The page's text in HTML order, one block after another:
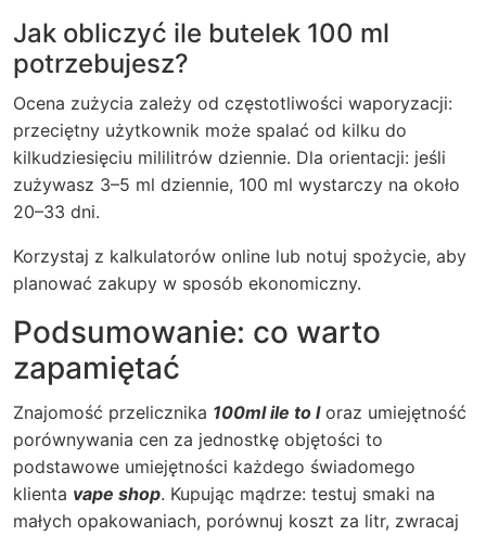
Jak obliczyć ile butelek 100 ml
potrzebujesz?
Ocena zużycia zależy od częstotliwości waporyzacji:
przeciętny użytkownik może spalać od kilku do
kilkudziesięciu mililitrów dziennie. Dla orientacji: jeśli
zużywasz 3–5 ml dziennie, 100 ml wystarczy na około
20–33 dni.
Korzystaj z kalkulatorów online lub notuj spożycie, aby
planować zakupy w sposób ekonomiczny.
Podsumowanie: co warto
zapamiętać
Znajomość przelicznika 100ml ile to loraz umiejętność
porównywania cen za jednostkę objętości to
podstawowe umiejętności każdego świadomego
klienta vape shop. Kupując mądrze: testuj smaki na
małych opakowaniach, porównuj koszt za litr, zwracaj